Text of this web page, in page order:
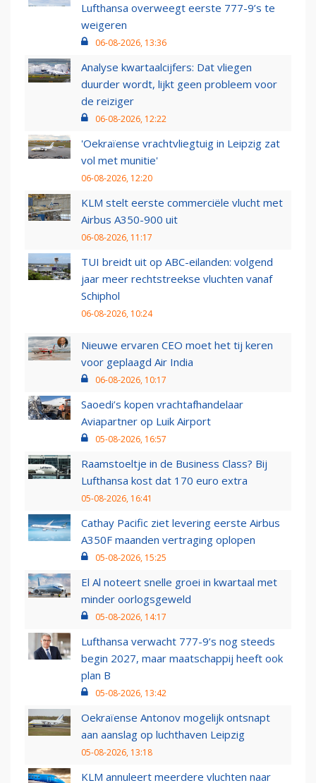
Lufthansa overweegt eerste 777-9’s te
weigeren
06-08-2026, 13:36
Analyse kwartaalcijfers: Dat vliegen
duurder wordt, lijkt geen probleem voor
de reiziger
06-08-2026, 12:22
'Oekraïense vrachtvliegtuig in Leipzig zat
vol met munitie'
06-08-2026, 12:20
KLM stelt eerste commerciële vlucht met
Airbus A350-900 uit
06-08-2026, 11:17
TUI breidt uit op ABC-eilanden: volgend
jaar meer rechtstreekse vluchten vanaf
Schiphol
06-08-2026, 10:24
Nieuwe ervaren CEO moet het tij keren
voor geplaagd Air India
06-08-2026, 10:17
Saoedi’s kopen vrachtafhandelaar
Aviapartner op Luik Airport
05-08-2026, 16:57
Raamstoeltje in de Business Class? Bij
Lufthansa kost dat 170 euro extra
05-08-2026, 16:41
Cathay Pacific ziet levering eerste Airbus
A350F maanden vertraging oplopen
05-08-2026, 15:25
El Al noteert snelle groei in kwartaal met
minder oorlogsgeweld
05-08-2026, 14:17
Lufthansa verwacht 777-9’s nog steeds
begin 2027, maar maatschappij heeft ook
plan B
05-08-2026, 13:42
Oekraïense Antonov mogelijk ontsnapt
aan aanslag op luchthaven Leipzig
05-08-2026, 13:18
KLM annuleert meerdere vluchten naar